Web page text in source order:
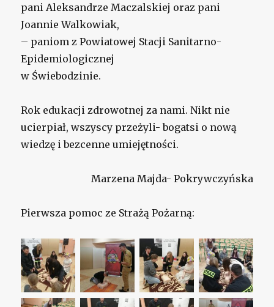
pani Aleksandrze Maczalskiej oraz pani
Joannie Walkowiak,
– paniom z Powiatowej Stacji Sanitarno-
Epidemiologicznej
w Świebodzinie.
Rok edukacji zdrowotnej za nami. Nikt nie
ucierpiał, wszyscy przeżyli- bogatsi o nową
wiedzę i bezcenne umiejętności.
Marzena Majda- Pokrywczyńska
Pierwsza pomoc ze Strażą Pożarną: